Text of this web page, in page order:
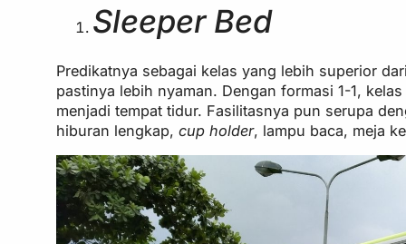
Sleeper Bed
Predikatnya sebagai kelas yang lebih superior
pastinya lebih nyaman. Dengan formasi 1-1,
menjadi tempat tidur. Fasilitasnya pun serupa
hiburan lengkap,cup holder, lampu baca, meja